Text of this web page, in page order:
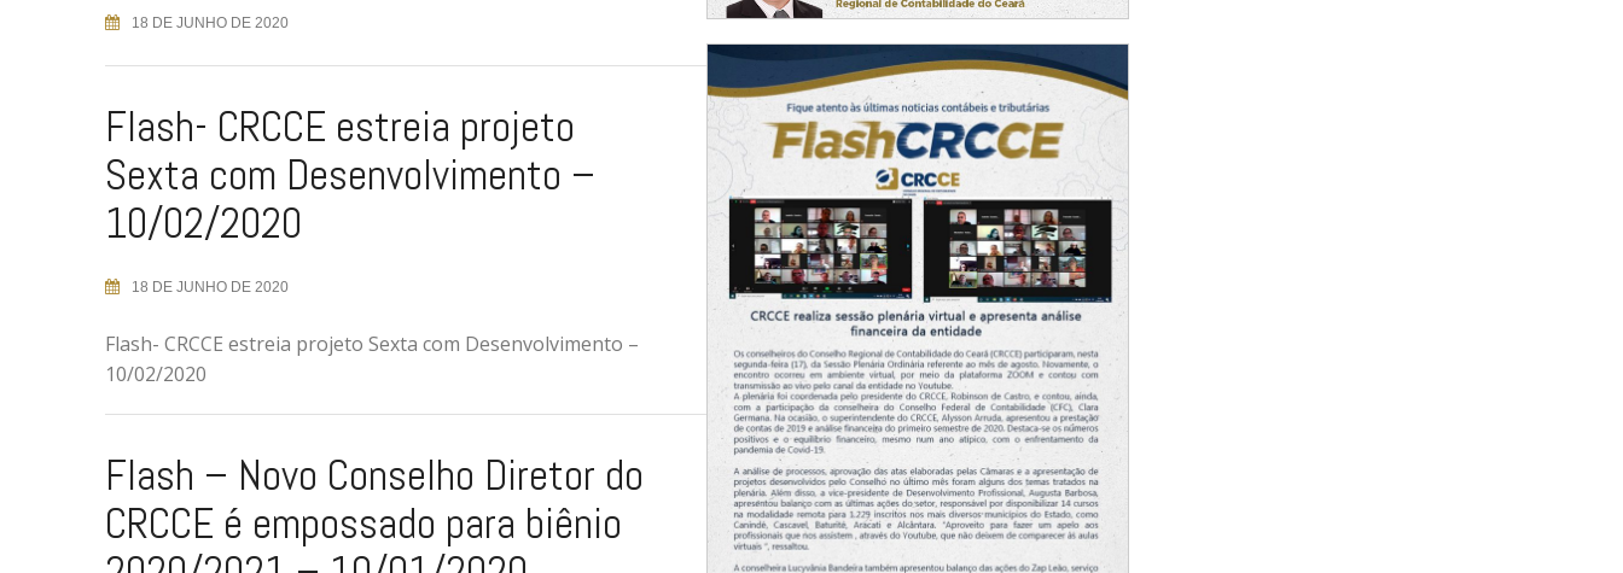
18 DE JUNHO DE 2020
Flash- CRCCE estreia projeto
Sexta com Desenvolvimento –
10/02/2020
18 DE JUNHO DE 2020
Flash- CRCCE estreia projeto Sexta com Desenvolvimento –
10/02/2020
Flash – Novo Conselho Diretor do
CRCCE é empossado para biênio